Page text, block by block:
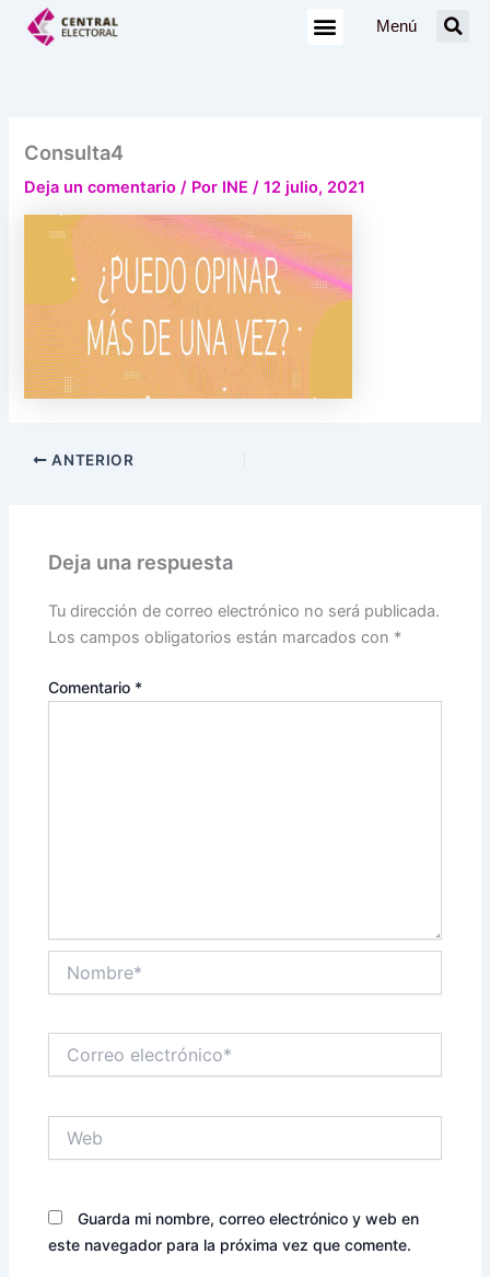
Menú
Consulta4
Deja un comentario / Por INE/12 julio, 2021
ANTERIOR
Deja una respuesta
Tu dirección de correo electrónico no será publicada.
Los campos obligatorios están marcados con *
Comentario *
electrónico*
Guarda mi nombre, correo electrónico y web en
este navegador para la próxima vez que comente.